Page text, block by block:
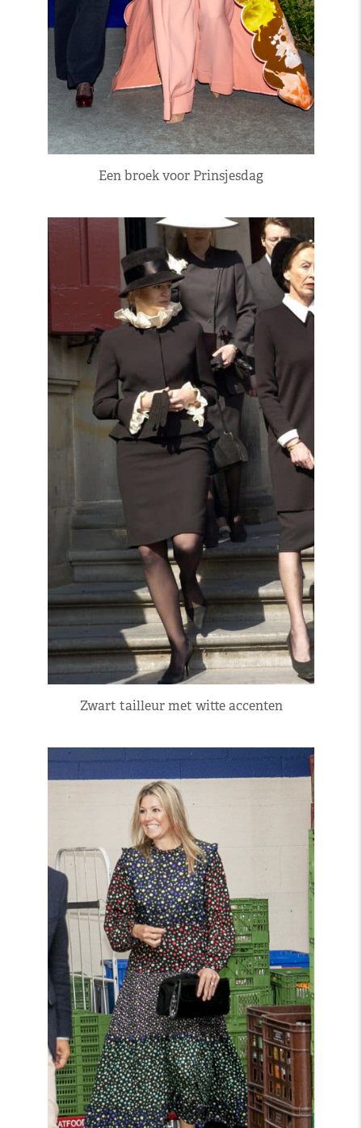
Een broek voor Prinsjesdag
Zwart tailleur met witte accenten